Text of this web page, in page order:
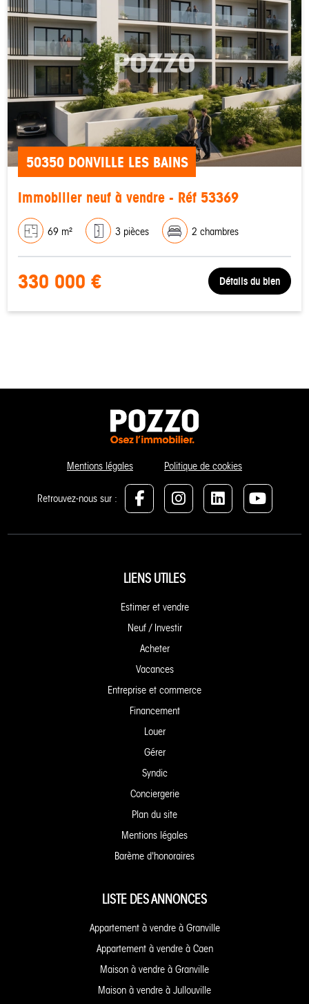
50350 DONVILLE LES BAINS
Immobilier neuf à vendre - Réf 53369
69 m² 3 pièces 2 chambres
330 000 € Détails du bien
Mentions légales Politique de cookies
Retrouvez-nous sur :
LIENS UTILES
Estimer et vendre
Neuf / Investir
Acheter
Vacances
Entreprise et commerce
Financement
Louer
Gérer
Syndic
Conciergerie
Plan du site
Mentions légales
Barème d'honoraires
LISTE DES ANNONCES
Appartement à vendre à Granville
Appartement à vendre à Caen
Maison à vendre à Granville
Maison à vendre à Jullouville